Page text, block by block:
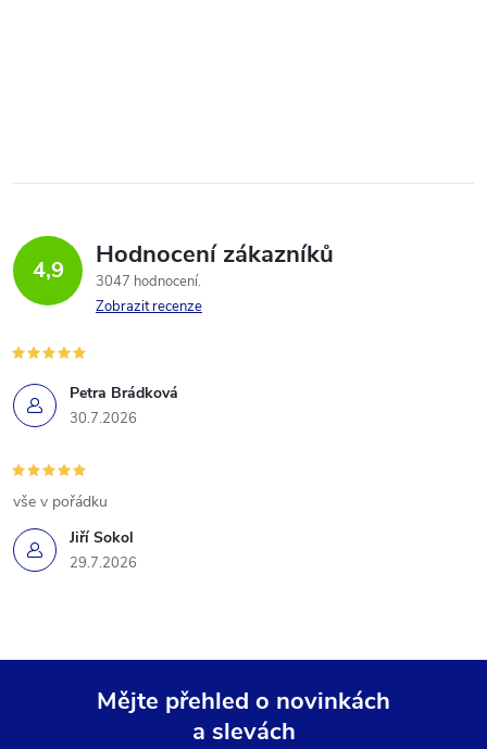
4,9 Hodnocení zákazníků
3047 hodnocení
Zobrazit recenze
Petra Brádková
30.7.2026
Jiří Sokol
29.7.2026
vše v pořádku
Mějte přehled o novinkách
a slevách